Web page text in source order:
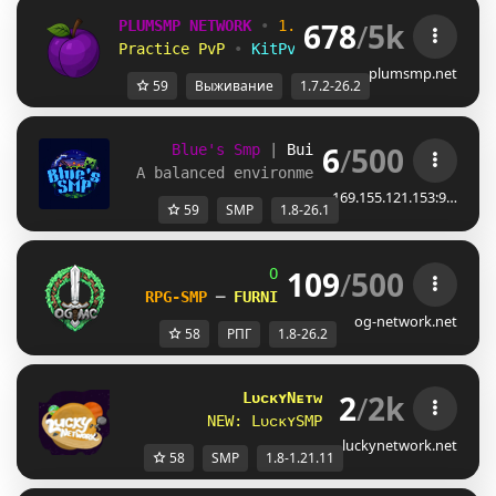
PLUMSMP NETWORK • 1.7.2 ➜ 26.2
Practice PvP
• KitPvP • Lifesteal
678/5k
plumsmp.net
59 Выживание 1.7.2-26.2
Blue's Smp Build-Claims
1.8 -
A balanced environment for multiplayer
6/500
169.155.121.153:9…
59 SMP 1.8-26.1
OG -Network | 1.8 - 26.2
RPG-SMP ─ FURNITURE SHOP
109/500
og-network.net
58 РПГ 1.8-26.2
LᴜᴄᴋʏNᴇᴛᴡᴏʀᴋ
[1.8 - 1.21.11]
NEW: L ᴜᴄᴋʏSMP (Cᴏᴘᴘᴇʀ Uᴘᴅᴀᴛᴇ)
2/2k
luckynetwork.net
58 SMP 1.8-1.21.11